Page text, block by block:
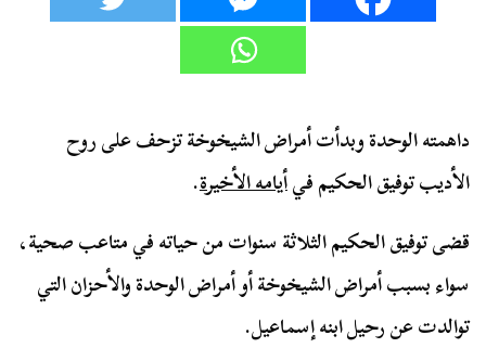
داهمته الوحدة وبدأت أمراض الشيخوخة تزحف على روح
الأديب توفيق الحكيم فيأيامه الأخيرة.
قضى توفيق الحكيم الثلاثة سنوات من حياته في متاعب صحية،
سواء بسبب أمراض الشيخوخة أو أمراض الوحدة والأحزان التي
توالدت عن رحيل ابنه إسماعيل.